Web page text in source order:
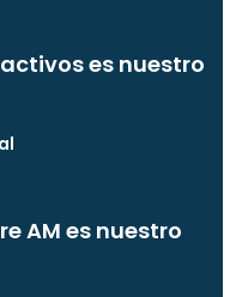
es nuestro
AM es nuestro